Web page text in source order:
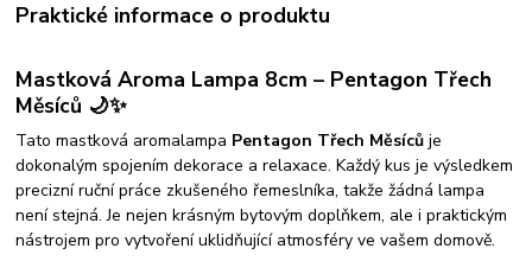
Praktické informace o produktu
Mastková Aroma Lampa 8cm – Pentagon Třech
Měsíců 🌙✨
Tato mastková aromalampa Pentagon Třech Měsíců je
dokonalým spojením dekorace a relaxace. Každý kus je výsledkem
precizní ruční práce zkušeného řemeslníka, takže žádná lampa
není stejná. Je nejen krásným bytovým doplňkem, ale i praktickým
nástrojem pro vytvoření uklidňující atmosféry ve vašem domově.